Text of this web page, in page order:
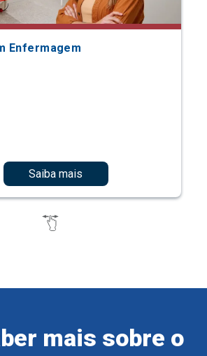
Enfermagem
Saiba mais
mais sobre o